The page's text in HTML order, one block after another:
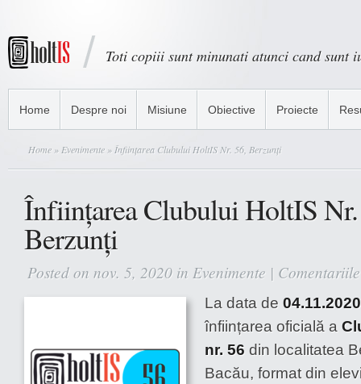
Toti copiii sunt minunati atunci cand sunt
Home Despre noi Misiune Obiective Proiecte
Home » Evenimente » Înființarea Clubului HoltIS Nr. 56, Berzunți
Înființarea Clubului HoltIS
Berzunți
Posted on nov. 5, 2020 in Evenimente |
La data de 04.11.2020
înființarea oficială a
nr. 56 din localitatea
Bacău, format din